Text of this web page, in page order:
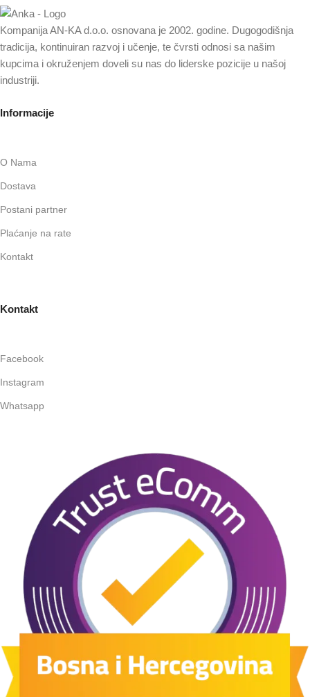
Kompanija AN-KA d.o.o. osnovana je 2002. godine. Dugogodišnja
tradicija, kontinuiran razvoj i učenje, te čvrsti odnosi sa našim
kupcima i okruženjem doveli su nas do liderske pozicije u našoj
industriji.
Informacije
O Nama
Dostava
Postani partner
Plaćanje na rate
Kontakt
Kontakt
Facebook
Instagram
Whatsapp